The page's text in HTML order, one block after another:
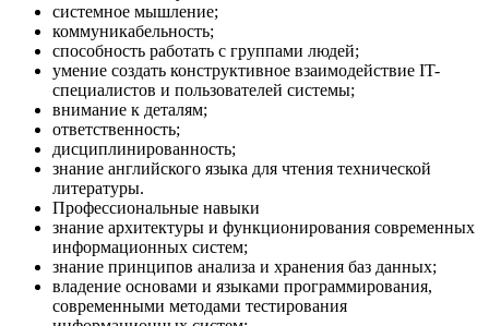
системное мышление;
коммуникабельность;
способность работать с группами людей;
умение создать конструктивное взаимодействие IT-
специалистов и пользователей системы;
внимание к деталям;
ответственность;
дисциплинированность;
знание английского языка для чтения технической
литературы.
Профессиональные навыки
знание архитектуры и функционирования современных
информационных систем;
знание принципов анализа и хранения баз данных;
владение основами и языками программирования,
современными методами тестирования